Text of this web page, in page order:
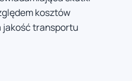
kosztów
jakość transportu